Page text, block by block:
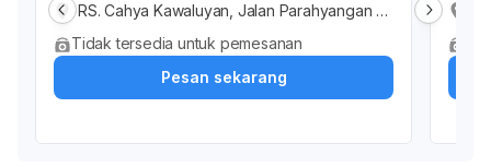
RS. Cahya Kawaluyan, Jalan Parahyangan R
aya, Cipeundeuy, Kabupaten Bandung Bara
t, Jawa Barat, Indonesia
Tidak tersedia untuk pemesanan
Pesan sekarang